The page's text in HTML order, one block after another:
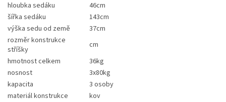
hloubka sedáku
46cm
šířka sedáku
143cm
výška sedu od země
37cm
rozměr konstrukce
stříšky
cm
hmotnost celkem
36kg
nosnost
3x80kg
kapacita
3 osoby
materiál konstrukce
kov